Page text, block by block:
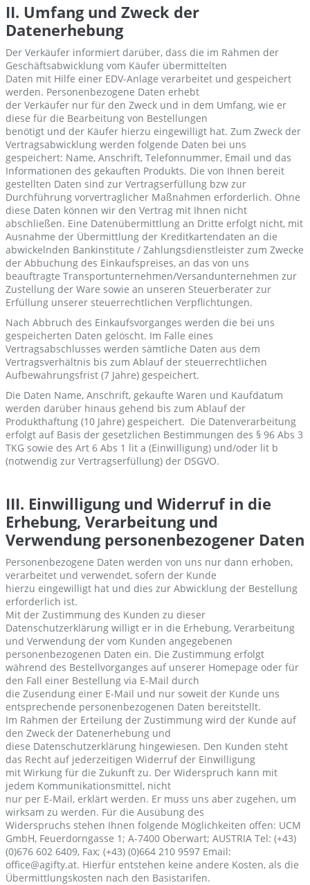
II. Umfang und Zweck der
Datenerhebung
Der Verkäufer informiert darüber, dass die im Rahmen der
Geschäftsabwicklung vom Käufer übermittelten
Daten mit Hilfe einer EDV-Anlage verarbeitet und gespeichert
werden. Personenbezogene Daten erhebt
der Verkäufer nur für den Zweck und in dem Umfang, wie er
diese für die Bearbeitung von Bestellungen
benötigt und der Käufer hierzu eingewilligt hat. Zum Zweck der
Vertragsabwicklung werden folgende Daten bei uns
gespeichert: Name, Anschrift, Telefonnummer, Email und das
Informationen des gekauften Produkts. Die von Ihnen bereit
gestellten Daten sind zur Vertragserfüllung bzw zur
Durchführung vorvertraglicher Maßnahmen erforderlich. Ohne
diese Daten können wir den Vertrag mit Ihnen nicht
abschließen. Eine Datenübermittlung an Dritte erfolgt nicht, mit
Ausnahme der Übermittlung der Kreditkartendaten an die
abwickelnden Bankinstitute / Zahlungsdienstleister zum Zwecke
der Abbuchung des Einkaufspreises, an das von uns
beauftragte Transportunternehmen/Versandunternehmen zur
Zustellung der Ware sowie an unseren Steuerberater zur
Erfüllung unserer steuerrechtlichen Verpflichtungen.
Nach Abbruch des Einkaufsvorganges werden die bei uns
gespeicherten Daten gelöscht. Im Falle eines
Vertragsabschlusses werden sämtliche Daten aus dem
Vertragsverhältnis bis zum Ablauf der steuerrechtlichen
Aufbewahrungsfrist (7 Jahre) gespeichert.
Die Daten Name, Anschrift, gekaufte Waren und Kaufdatum
werden darüber hinaus gehend bis zum Ablauf der
Produkthaftung (10 Jahre) gespeichert. Die Datenverarbeitung
erfolgt auf Basis der gesetzlichen Bestimmungen des § 96 Abs 3
TKG sowie des Art 6 Abs 1 lit a (Einwilligung) und/oder lit b
(notwendig zur Vertragserfüllung) der DSGVO.
III. Einwilligung und Widerruf in die
Erhebung, Verarbeitung und
Verwendung personenbezogener Daten
Personenbezogene Daten werden von uns nur dann erhoben,
verarbeitet und verwendet, sofern der Kunde
hierzu eingewilligt hat und dies zur Abwicklung der Bestellung
erforderlich ist.
Mit der Zustimmung des Kunden zu dieser
Datenschutzerklärung willigt er in die Erhebung, Verarbeitung
und Verwendung der vom Kunden angegebenen
personenbezogenen Daten ein. Die Zustimmung erfolgt
während des Bestellvorganges auf unserer Homepage oder für
den Fall einer Bestellung via E-Mail durch
die Zusendung einer E-Mail und nur soweit der Kunde uns
entsprechende personenbezogenen Daten bereitstellt.
Im Rahmen der Erteilung der Zustimmung wird der Kunde auf
den Zweck der Datenerhebung und
diese Datenschutzerklärung hingewiesen. Den Kunden steht
das Recht auf jederzeitigen Widerruf der Einwilligung
mit Wirkung für die Zukunft zu. Der Widerspruch kann mit
jedem Kommunikationsmittel, nicht
nur per E-Mail, erklärt werden. Er muss uns aber zugehen, um
wirksam zu werden. Für die Ausübung des
Widerspruchs stehen Ihnen folgende Möglichkeiten offen: UCM
GmbH, Feuerdorngasse 1; A-7400 Oberwart; AUSTRIA Tel: (+43)
(0)676 602 6409, Fax; (+43) (0)664 210 9597 Email:
office@agifty.at. Hierfür entstehen keine andere Kosten, als die
Übermittlungskosten nach den Basistarifen.